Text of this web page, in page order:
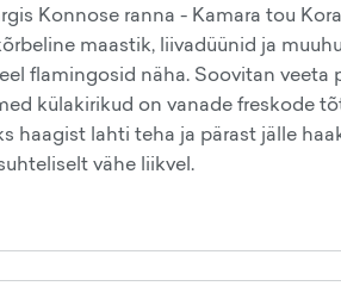
Konnose ranna - Kamara tou
maastik, liivadüünid ja
flamingosid näha. Soovitan
külakirikud on vanade freskode
haagist lahti teha ja pärast jälle
vähe liikvel.